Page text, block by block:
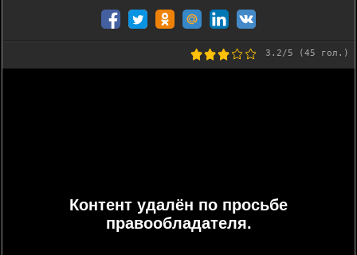
3.2/5 (45 гол.)
Контент удалён по просьбе
правообладателя.